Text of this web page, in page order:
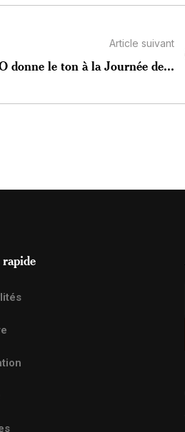
Article suivant
donne le ton à la Journée de...